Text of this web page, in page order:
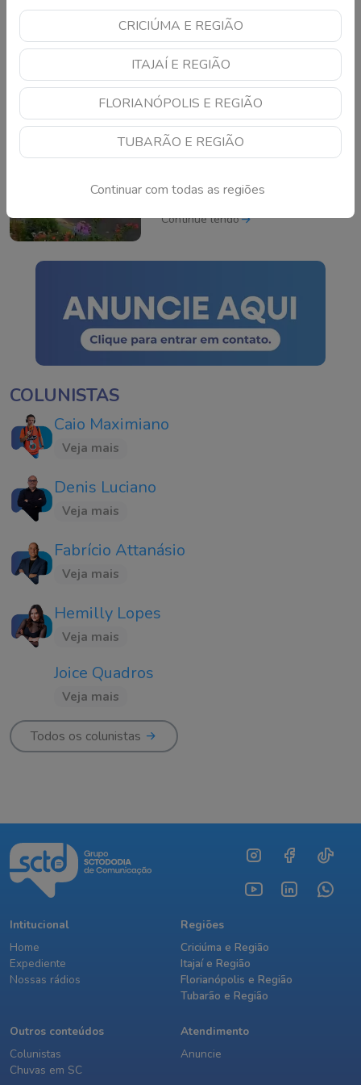
CRICIÚMA E REGIÃO
ITAJAÍ E REGIÃO
FLORIANÓPOLIS E REGIÃO
TUBARÃO E REGIÃO
Continuar com todas as regiões
CBF confirma pausa
inédita no futebol
brasileiro por causa da
Copa do Mundo de 2027
Continue lendo
Motorista de ônibus é
atropelamento de
SC
Continue lendo
COLUNISTAS
Caio Maximiano
Veja mais
Denis Luciano
Veja mais
Fabrício Attanásio
Veja mais
Hemilly Lopes
Veja mais
Joice Quadros
Veja mais
Todos os colunistas
Intitucional
Home
Expediente
Nossas rádios
Regiões
Criciúma e Região
Itajaí e Região
Florianópolis e Região
Tubarão e Região
Outros conteúdos
Colunistas
Chuvas em SC
Atendimento
Anuncie